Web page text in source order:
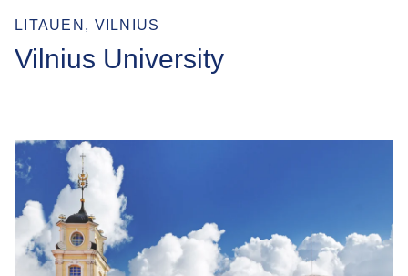
LITAUEN, VILNIUS
Vilnius University